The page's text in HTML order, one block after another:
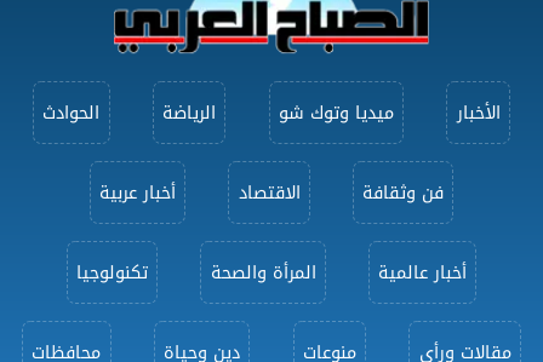
الأخبار ميديا وتوك شو الرياضة الحوادث
فن وثقافة الاقتصاد أخبار عربية
أخبار عالمية المرأة والصحة تكنولوجيا
مقالات ورأى منوعات دين وحياة محافظات